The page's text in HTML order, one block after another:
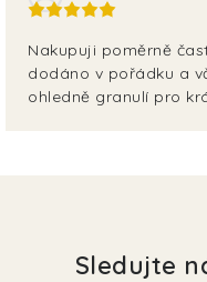
Nakupuji poměrně
dodáno v pořádku a
ohledně granulí pro
Sledujte